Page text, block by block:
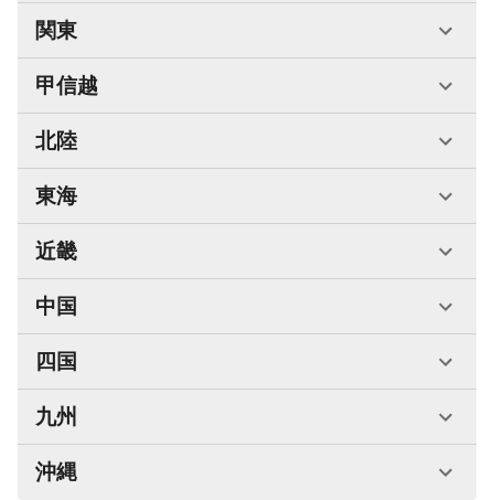
関東
甲信越
北陸
東海
近畿
中国
四国
九州
沖縄